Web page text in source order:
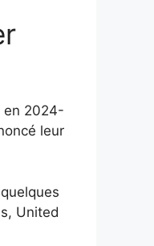
en 2024-
leur
United